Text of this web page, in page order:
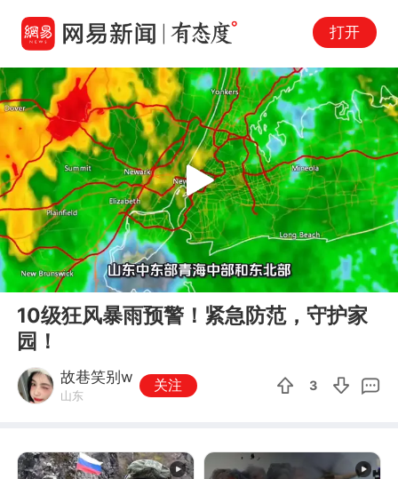
打开
00:00 05:11
Play
10级狂风暴雨预警！紧急防范，守护家
园！
故巷笑别w
山东
关注 3